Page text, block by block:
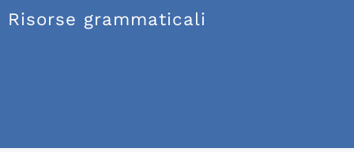
Risorse grammaticali